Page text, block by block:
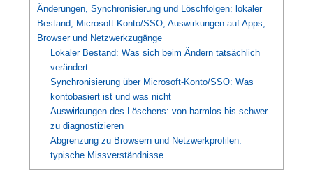
Änderungen, Synchronisierung und Löschfolgen: lokaler
Bestand, Microsoft-Konto/SSO, Auswirkungen auf Apps,
Browser und Netzwerkzugänge
Lokaler Bestand: Was sich beim Ändern tatsächlich
verändert
Synchronisierung über Microsoft-Konto/SSO: Was
kontobasiert ist und was nicht
Auswirkungen des Löschens: von harmlos bis schwer
zu diagnostizieren
Abgrenzung zu Browsern und Netzwerkprofilen:
typische Missverständnisse